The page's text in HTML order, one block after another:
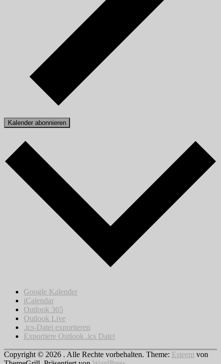
Kalender abonnieren
Google Kalender
iCalendar
Outlook 365
Outlook Live
.ics-Datei exportieren
Exportiere Outlook .ics Datei
Copyright © 2026 . Alle Rechte vorbehalten. Theme: Esteem von